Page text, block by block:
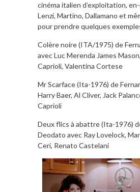
cinéma italien d’exploitation,
Lenzi, Martino, Dallamano et
pour prendre quelques
Colère noire (ITA/1975) de
avec Luc Merenda James
Caprioli, Valentina Cortese
Mr Scarface (Ita-1976) de
Harry Baer, Al Cliver, Jack
Caprioli
Deux flics à abattre (Ita-1976)
Deodato avec Ray Lovelock,
Ceri, Renato Castelani